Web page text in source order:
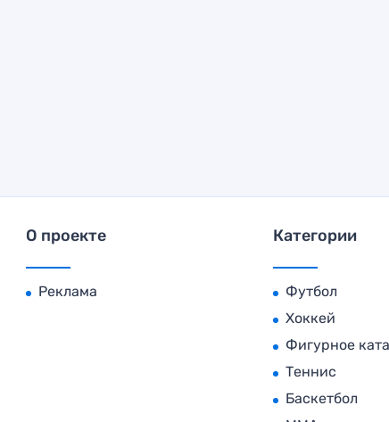
О проекте
Реклама
Категории
Футбол
Хоккей
Фигурное
Теннис
Баскетбол